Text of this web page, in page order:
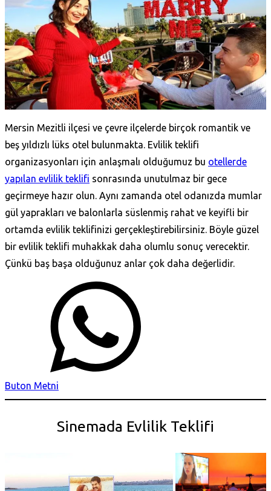
Mersin Mezitli ilçesi ve çevre ilçelerde birçok romantik ve
beş yıldızlı lüks otel bulunmakta. Evlilik teklifi
organizasyonları için anlaşmalı olduğumuz bu otellerde
yapılan evlilik teklifi sonrasında unutulmaz bir gece
geçirmeye hazır olun. Aynı zamanda otel odanızda mumlar
gül yaprakları ve balonlarla süslenmiş rahat ve keyifli bir
ortamda evlilik teklifinizi gerçekleştirebilirsiniz. Böyle güzel
bir evlilik teklifi muhakkak daha olumlu sonuç verecektir.
Çünkü baş başa olduğunuz anlar çok daha değerlidir.
Buton Metni
Sinemada Evlilik Teklifi